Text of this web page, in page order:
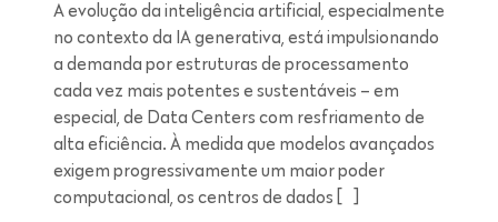
A evolução da inteligência artificial, especialmente
no contexto da IA generativa, está impulsionando
a demanda por estruturas de processamento
cada vez mais potentes e sustentáveis – em
especial, de Data Centers com resfriamento de
alta eficiência. À medida que modelos avançados
exigem progressivamente um maior poder
computacional, os centros de dados […]